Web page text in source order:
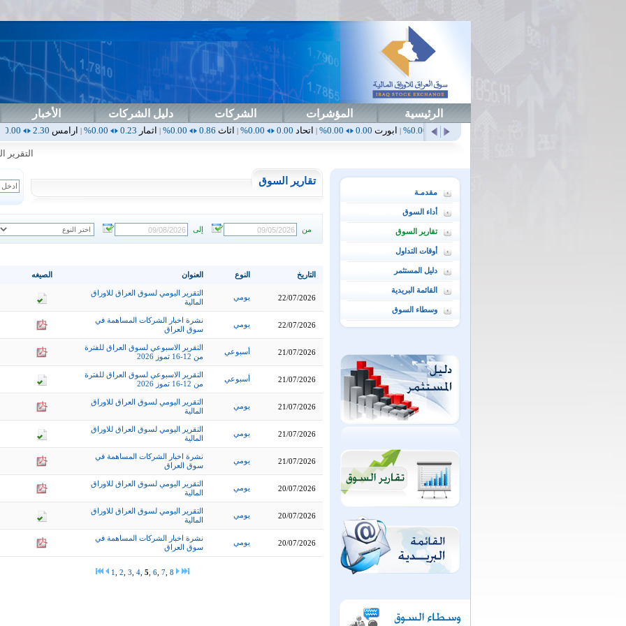
الرئيسية المؤشرات الشركات دليل الشركات الأخبار
ابورت |اتحاد0.00
0.00%
|اثاث0.86
0.00%
|اثمار0.23
0.00%
|ارامس2.30
0.00%
|اربيل0.00
التقرير
مقدمـة
أداء السوق
تقارير السوق
أوقات التداول
دليل المستثمر
القائمة البريدية
وسطاء السوق
تقارير السوق
من إلى
الصيغه العنوان النوع التاريخ
التقرير اليومي لسوق العراق للاوراق
المالية
يومي 22/07/2026
نشرة اخبار الشركات المساهمة في
سوق العراق
يومي 22/07/2026
التقرير الاسبوعي لسوق العراق للفترة
من 12-16 تموز 2026
أسبوعي 21/07/2026
التقرير الاسبوعي لسوق العراق للفترة
من 12-16 تموز 2026
أسبوعي 21/07/2026
التقرير اليومي لسوق العراق للاوراق
المالية
يومي 21/07/2026
التقرير اليومي لسوق العراق للاوراق
المالية
يومي 21/07/2026
نشرة اخبار الشركات المساهمة في
سوق العراق
يومي 21/07/2026
التقرير اليومي لسوق العراق للاوراق
المالية
يومي 20/07/2026
التقرير اليومي لسوق العراق للاوراق
المالية
يومي 20/07/2026
نشرة اخبار الشركات المساهمة في
سوق العراق
يومي 20/07/2026
1 2 3 4 5 6 7 8